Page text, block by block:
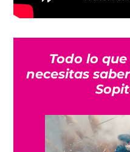
Todo lo
necesitas